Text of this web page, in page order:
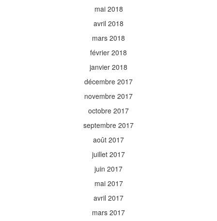
mai 2018
avril 2018
mars 2018
février 2018
janvier 2018
décembre 2017
novembre 2017
octobre 2017
septembre 2017
août 2017
juillet 2017
juin 2017
mai 2017
avril 2017
mars 2017